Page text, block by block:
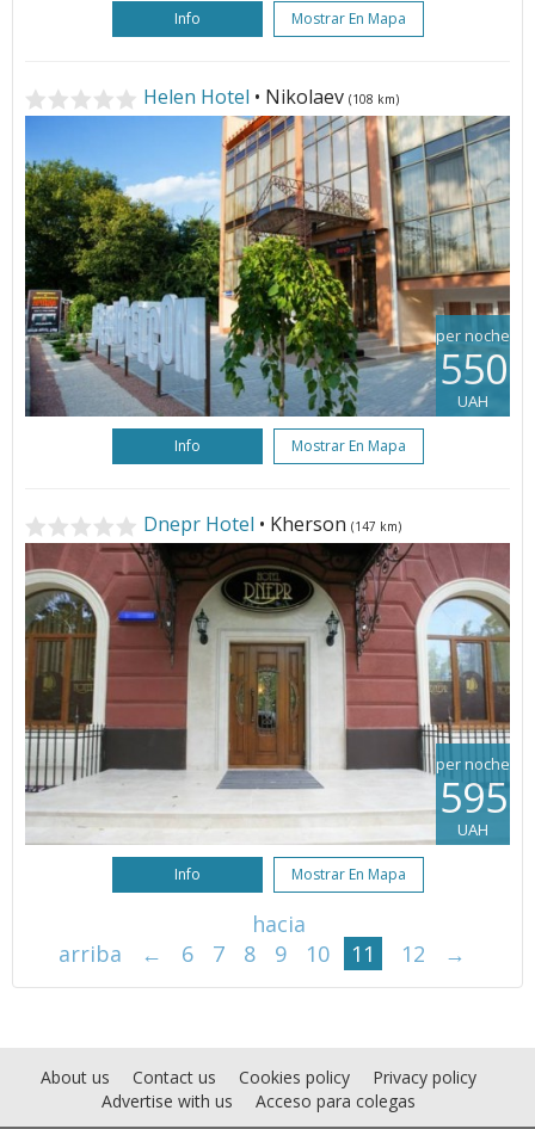
Info Mostrar En Mapa
Helen Hotel • Nikolaev (108 km)
per noche
550
UAH
Info Mostrar En Mapa
Dnepr Hotel • Kherson (147 km)
per noche
595
UAH
Info Mostrar En Mapa
hacia
arriba
← 6 7 8 9 10 11 12 →
About us Contact us Cookies policy
Privacy policy
Advertise with us
Acceso para colegas